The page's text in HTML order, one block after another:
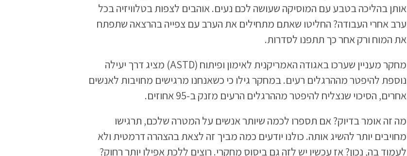
אותן בהליכה בטבע עם המוסיקה שעושה לכם נעים. אוהבים לצפות בטלוויזיה בכל
ערב אחרי העבודה? החליטו שאתם מתחילים את הערב עם צפייה בהרצאה שתפתח
את המוח ורק אחר כך תתפנו לסדרות.
מחקר מעניין שערכו באגודה האמריקנית לאימון ופיתוח (ASTD) מציג דרך יעילה
נוספת להיפטר מההרגלים רעים. במחקר גילו כי כשאנחנו מרגישים מחויבות לאנשים
אחרים, הסיכוי שנצליח להיפטר מההרגלים הרעים מזנק ב-95 אחוזים.
מה זה אומר בדיוק? אם תספרו לכמה שיותר אנשים על המטרה שלכם, תרגישו
מחויבים יותר להשיג אותה. כולנו יודעים כמה מביך זה לצאת בהצהרה דרמטית ולא
לעמוד בה, נכון? אז עכשיו יש לזה גם ביסוס מחקרי. רוצים ללכת אפילו יותר רחוק?